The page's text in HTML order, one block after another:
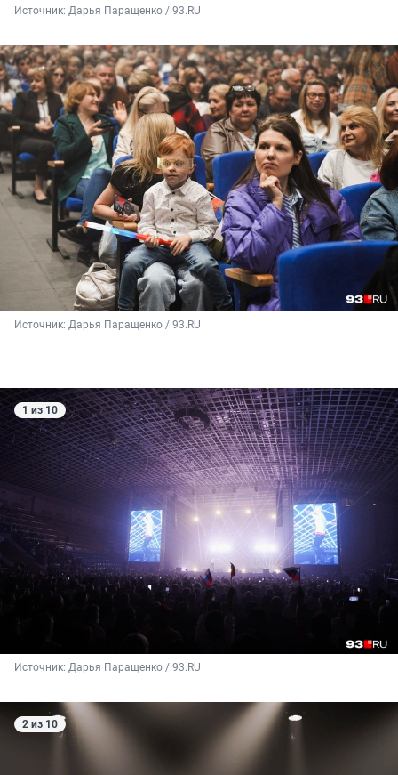
Источник: Дарья Паращенко / 93.RU
Источник: Дарья Паращенко / 93.RU
1 из 10
Источник: Дарья Паращенко / 93.RU
2 из 10